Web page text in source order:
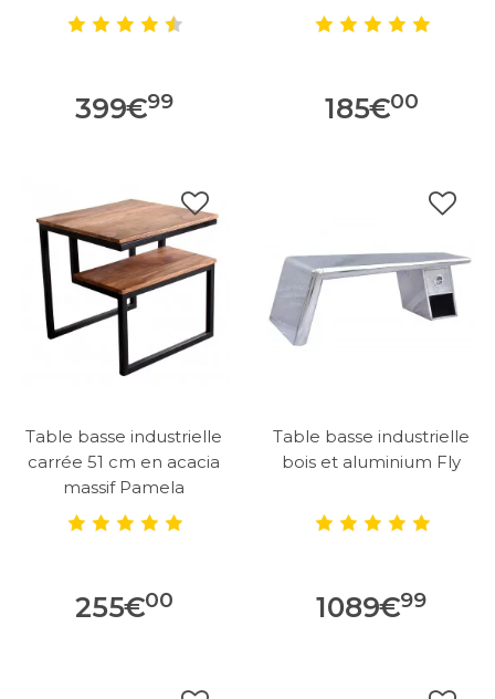
399€99
naturel...
185€00
Table basse industrielle
carrée 51 cm en acacia
massif Pamela
255€00
Table basse industrielle
bois et aluminium Fly
1089€99